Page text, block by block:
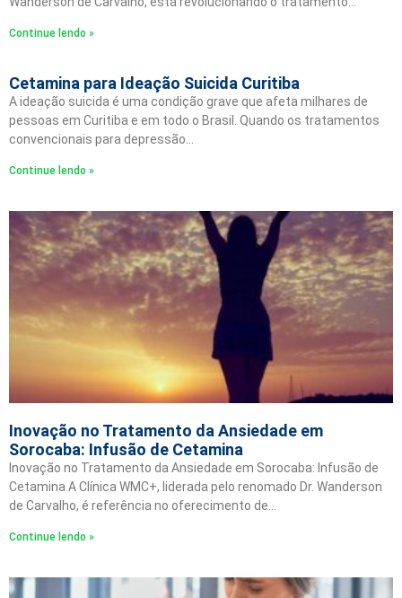
Continue lendo »
Cetamina para Ideação Suicida Curitiba
A ideação suicida é uma condição grave que afeta milhares de
pessoas em Curitiba e em todo o Brasil. Quando os tratamentos
convencionais para depressão…
Continue lendo »
Inovação no Tratamento da Ansiedade em
Sorocaba: Infusão de Cetamina
Inovação no Tratamento da Ansiedade em Sorocaba: Infusão de
Cetamina A Clínica WMC+, liderada pelo renomado Dr. Wanderson
de Carvalho, é referência no oferecimento de…
Continue lendo »